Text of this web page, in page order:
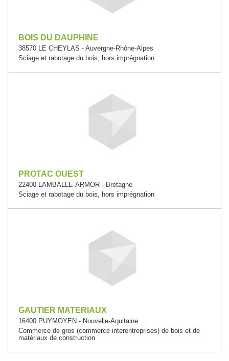
BOIS DU DAUPHINE
38570 LE CHEYLAS - Auvergne-Rhône-Alpes
Sciage et rabotage du bois, hors imprégnation
PROTAC OUEST
22400 LAMBALLE-ARMOR - Bretagne
Sciage et rabotage du bois, hors imprégnation
GAUTIER MATERIAUX
16400 PUYMOYEN - Nouvelle-Aquitaine
Commerce de gros (commerce interentreprises) de bois et de
matériaux de construction